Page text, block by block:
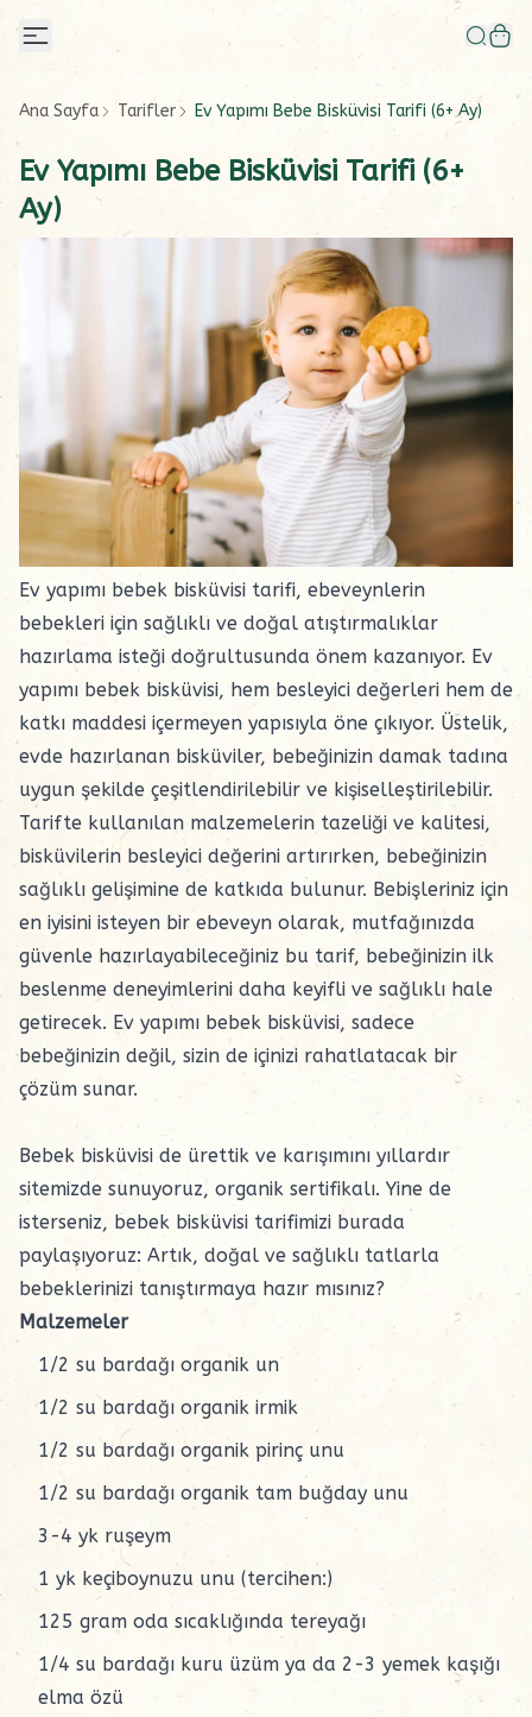
Ana Sayfa Tarifler Ev Yapımı Bebe Bisküvisi Tarifi (6+ Ay)
Ev Yapımı Bebe Bisküvisi Tarifi (6+
Ay)
Ev yapımı bebek bisküvisi tarifi, ebeveynlerin
bebekleri için sağlıklı ve doğal atıştırmalıklar
hazırlama isteği doğrultusunda önem kazanıyor. Ev
yapımı bebek bisküvisi, hem besleyici değerleri hem de
katkı maddesi içermeyen yapısıyla öne çıkıyor. Üstelik,
evde hazırlanan bisküviler, bebeğinizin damak tadına
uygun şekilde çeşitlendirilebilir ve kişiselleştirilebilir.
Tarifte kullanılan malzemelerin tazeliği ve kalitesi,
bisküvilerin besleyici değerini artırırken, bebeğinizin
sağlıklı gelişimine de katkıda bulunur. Bebişleriniz için
en iyisini isteyen bir ebeveyn olarak, mutfağınızda
güvenle hazırlayabileceğiniz bu tarif, bebeğinizin ilk
beslenme deneyimlerini daha keyifli ve sağlıklı hale
getirecek. Ev yapımı bebek bisküvisi, sadece
bebeğinizin değil, sizin de içinizi rahatlatacak bir
çözüm sunar.
Bebek bisküvisi de ürettik ve karışımını yıllardır
sitemizde sunuyoruz, organik sertifikalı. Yine de
isterseniz, bebek bisküvisi tarifimizi burada
paylaşıyoruz: Artık, doğal ve sağlıklı tatlarla
bebeklerinizi tanıştırmaya hazır mısınız?
Malzemeler
1/2 su bardağı organik un
1/2 su bardağı organik irmik
1/2 su bardağı organik pirinç unu
1/2 su bardağı organik tam buğday unu
3-4 yk ruşeym
1 yk keçiboynuzu unu (tercihen:)
125 gram oda sıcaklığında tereyağı
1/4 su bardağı kuru üzüm ya da 2-3 yemek kaşığı
elma özü